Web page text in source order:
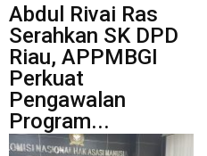
Abdul Rivai Ras
Serahkan SK DPD
Riau, APPMBGI
Perkuat
Pengawalan
Program...